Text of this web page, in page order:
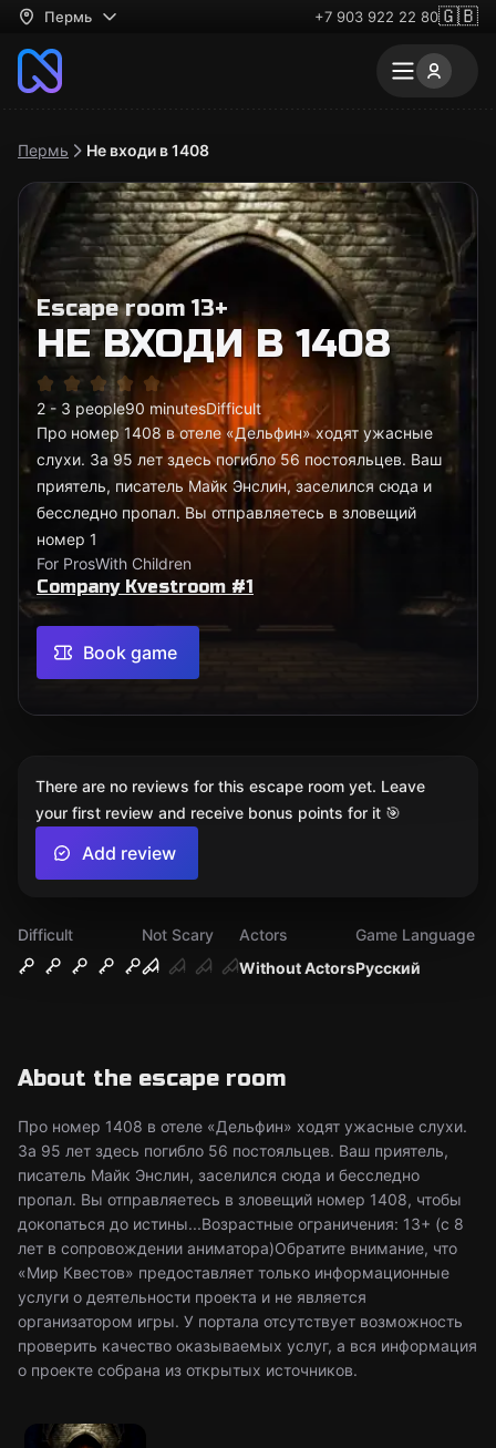
Пермь +7 903 922 22 80🇬🇧
Пермь Не входи в 1408
Escape room 13+
НЕ ВХОДИ В 1408
2 - 3 people90 minutesDifficult
Про номер 1408 в отеле «Дельфин» ходят ужасные
слухи. За 95 лет здесь погибло 56 постояльцев. Ваш
приятель, писатель Майк Энслин, заселился сюда и
бесследно пропал. Вы отправляетесь в зловещий
номер 1
For ProsWith Children
Company Kvestroom #1
Book game
Difficult
Not Scary
Without Actors
Actors
Русский
Game Language
About the escape room
Про номер 1408 в отеле «Дельфин» ходят ужасные слухи.
За 95 лет здесь погибло 56 постояльцев. Ваш приятель,
писатель Майк Энслин, заселился сюда и бесследно
пропал. Вы отправляетесь в зловещий номер 1408, чтобы
докопаться до истины...Возрастные ограничения: 13+ (с 8
лет в сопровождении аниматора)Обратите внимание, что
«Мир Квестов» предоставляет только информационные
услуги о деятельности проекта и не является
организатором игры. У портала отсутствует возможность
проверить качество оказываемых услуг, а вся информация
о проекте собрана из открытых источников.
There are no reviews for this escape room yet. Leave
your first review and receive bonus points for it 🎯
Add review